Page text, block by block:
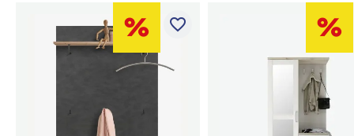
favorite_border